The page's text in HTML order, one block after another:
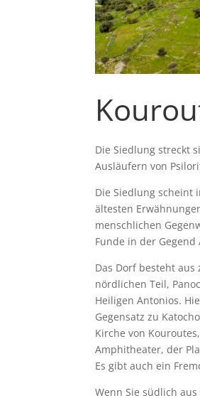
Die Siedlung streckt
Ausläufern von
Die Siedlung scheint
ältesten
menschlichen
Funde in der
Das Dorf besteht
nördlichen Teil,
Heiligen Antonios.
Gegensatz zu
Kirche von
Amphitheater, der
Es gibt auch ein
Wenn Sie südlich